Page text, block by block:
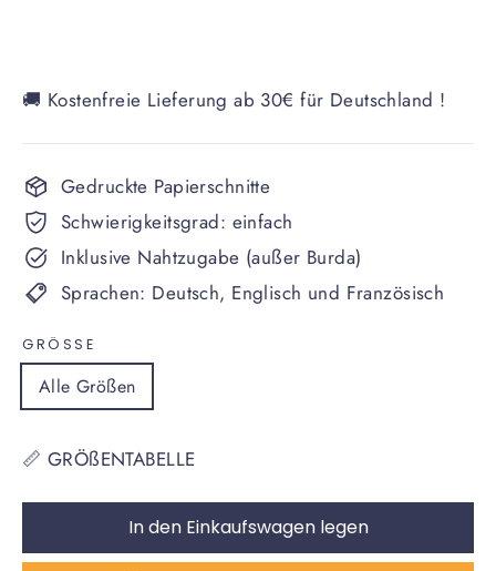
🚚 Kostenfreie Lieferung ab 30€ für Deutschland !
Gedruckte Papierschnitte
Schwierigkeitsgrad: einfach
Inklusive Nahtzugabe (außer Burda)
Sprachen: Deutsch, Englisch und Französisch
GRÖSSE
Alle Größen
📏 GRÖßENTABELLE
In den Einkaufswagen legen